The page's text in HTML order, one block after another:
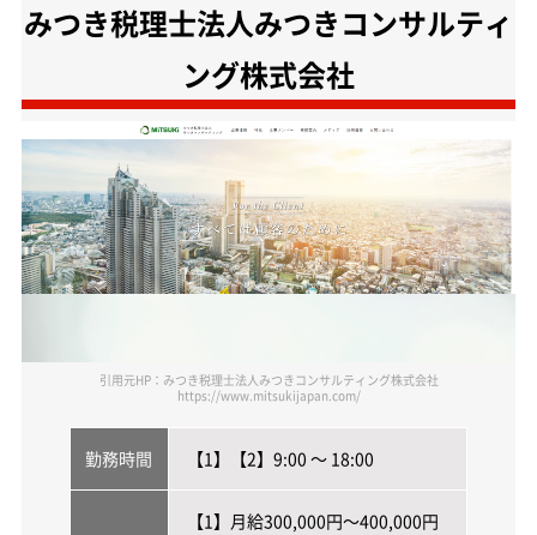
みつき税理士法人みつきコンサルティ
ング株式会社
引用元HP：みつき税理士法人みつきコンサルティング株式会社
https://www.mitsukijapan.com/
勤務時間 【1】【2】9:00 ～ 18:00
【1】月給300,000円～400,000円